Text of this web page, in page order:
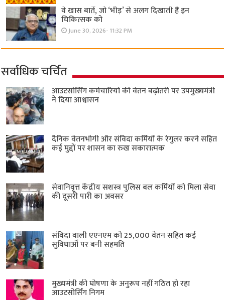
वे खास बातें, जो ‘भीड़’ से अलग दिखाती हैं इन
चिकित्सक को
June 30, 2026- 11:32 PM
सर्वाधिक चर्चित
आउटसोर्सिंग कर्मचारियों की वेतन बढ़ोतरी पर उपमुख्यमंत्री
ने दिया आश्वासन
दैनिक वेतनभोगी और संविदा कर्मियों के रेगुलर करने सहित
कई मुद्दों पर शासन का रुख सकारात्मक
सेवानिवृत्त केंद्रीय सशस्त्र पुलिस बल ​कर्मियों को मिला सेवा
की दूसरी पारी का अवसर
संविदा वाली एएनएम को 25,000 वेतन सहित कई
सुविधाओं पर बनी सहमति
मुख्यमंत्री की घोषणा के अनुरूप नहीं गठित हो रहा
आउटसोर्सिंग निगम